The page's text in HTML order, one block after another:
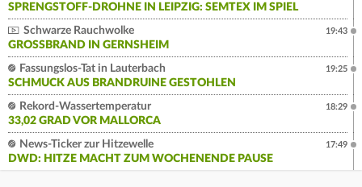
SPRENGSTOFF-DROHNE IN LEIPZIG: SEMTEX IM SPIEL
Schwarze Rauchwolke
GROSSBRAND IN GERNSHEIM
19:43
Fassungslos-Tat in Lauterbach
SCHMUCK AUS BRANDRUINE GESTOHLEN
19:25
Rekord-Wassertemperatur
33,02 GRAD VOR MALLORCA
18:29
News-Ticker zur Hitzewelle
DWD: HITZE MACHT ZUM WOCHENENDE PAUSE
17:49